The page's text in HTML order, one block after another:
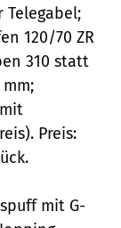
120/70 ZR
310 statt
Preis:
mit G-